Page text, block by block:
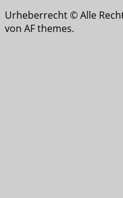
Urheberrecht © Alle
von AF themes.